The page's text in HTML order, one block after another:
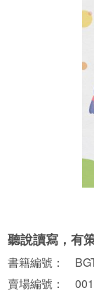
聽說讀寫，有
書籍編號：
賣場編號：